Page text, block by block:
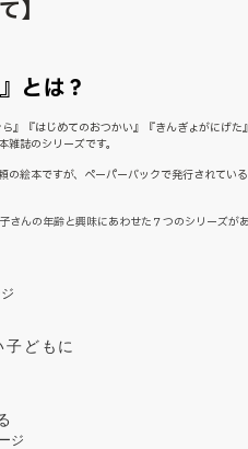
】
とは？
』『はじめてのおつかい』『きんぎょがにげた
誌のシリーズです。
の絵本ですが、ペーパーバックで発行されてい
さんの年齢と興味にあわせた７つのシリーズが
どもに
ジ